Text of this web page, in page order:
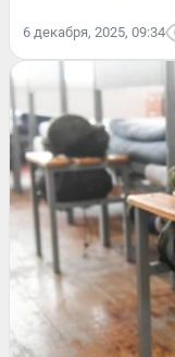
6 декабря, 2025, 09:34